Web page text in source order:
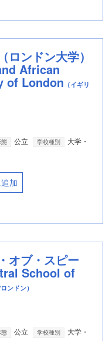
ンドン大学）
African
of London （イギリ
公立 学校種別
大学・
加
オブ・スピー
School of
ンドン）
公立 学校種別
大学・